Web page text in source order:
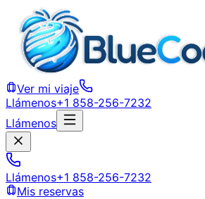
Ver mi viaje
Llámenos+1 858-256-7232
Llámenos
Llámenos+1 858-256-7232
Mis reservas